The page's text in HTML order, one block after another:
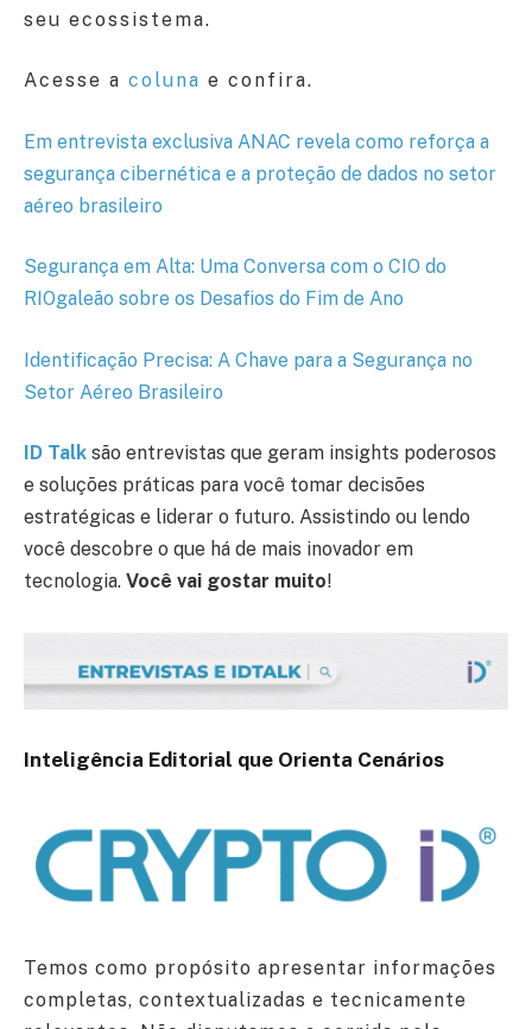
seu ecossistema.
Acesse a coluna e confira.
Em entrevista exclusiva ANAC revela como reforça a
segurança cibernética e a proteção de dados no setor
aéreo brasileiro
Segurança em Alta: Uma Conversa com o CIO do
RIOgaleão sobre os Desafios do Fim de Ano
Identificação Precisa: A Chave para a Segurança no
Setor Aéreo Brasileiro
ID Talk são entrevistas que geram insights poderosos
e soluções práticas para você tomar decisões
estratégicas e liderar o futuro. Assistindo ou lendo
você descobre o que há de mais inovador em
tecnologia. Você vai gostar muito!
Inteligência Editorial que Orienta Cenários
Temos como propósito apresentar informações
completas, contextualizadas e tecnicamente